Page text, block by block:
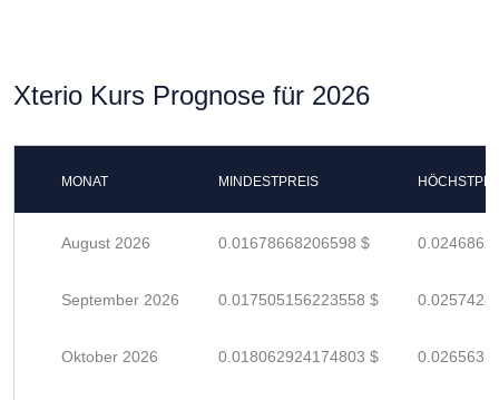
Xterio Kurs Prognose für 2026
MONAT MINDESTPREIS
August 2026 0.01678668206598 $
September 2026 0.017505156223558 $
Oktober 2026 0.018062924174803 $